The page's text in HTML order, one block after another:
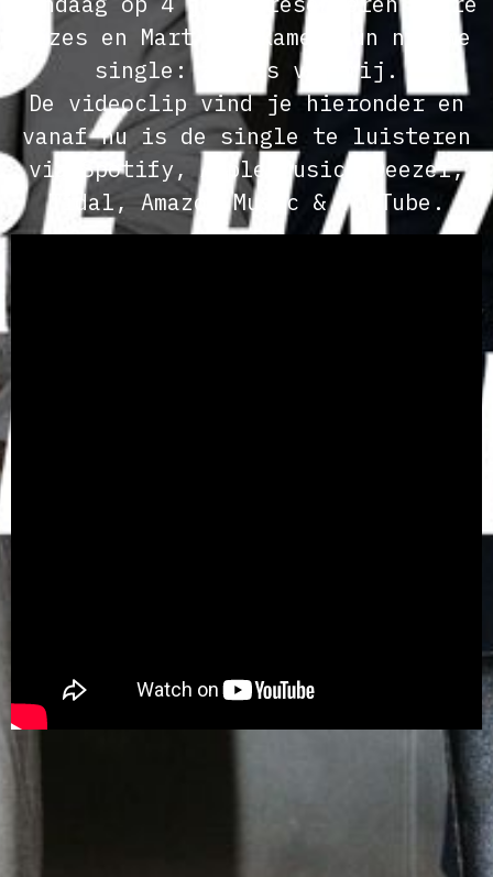
Hazes en Mart Hoogkamer hun nieuwe
single: Zij is van mij.
De videoclip vind je hieronder en
vanaf nu is de single te luisteren
via Spotify, Apple Music, Deezer,
Tidal, Amazon Music & YouTube.